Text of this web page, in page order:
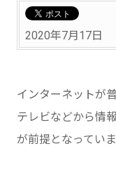
2020年7月17日
インターネットが
テレビなどから情
が前提となっていま